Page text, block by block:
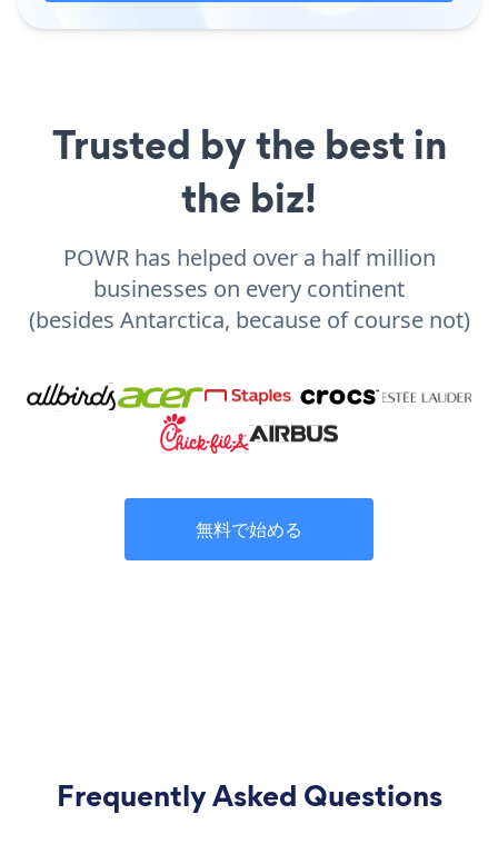
Trusted by the best in
the biz!
POWR has helped over a half million
businesses on every continent
(besides Antarctica, because of course not)
無料で始める
Frequently Asked Questions